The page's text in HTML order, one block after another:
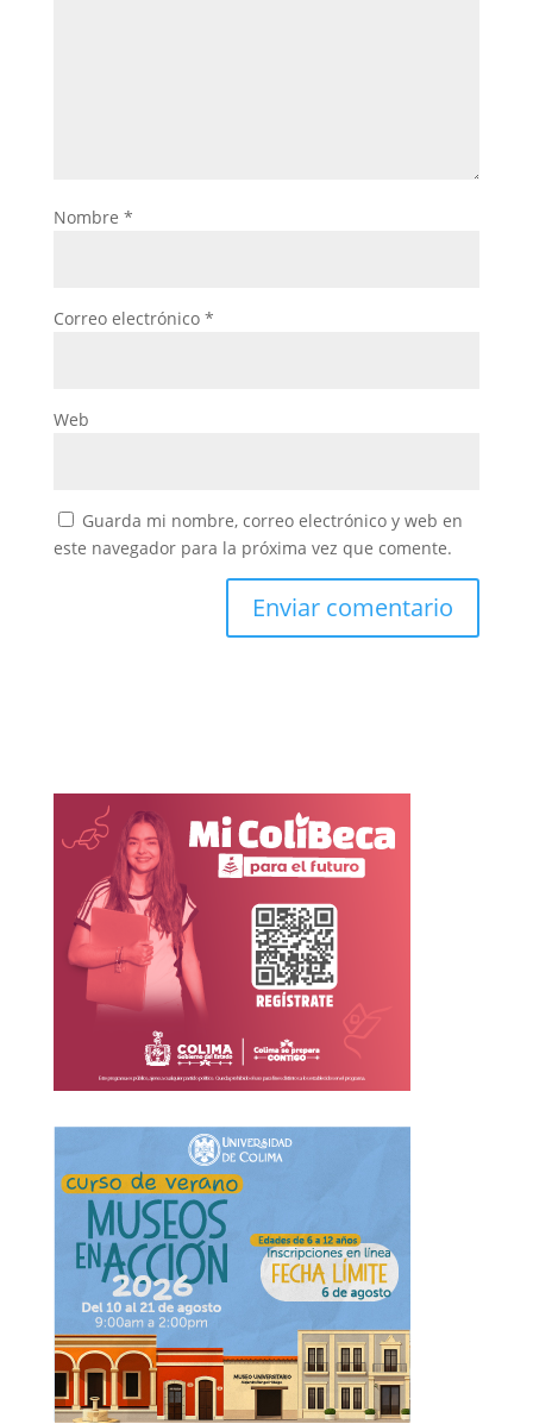
Nombre *
Correo electrónico *
Web
Guarda mi nombre, correo electrónico y web en
este navegador para la próxima vez que comente.